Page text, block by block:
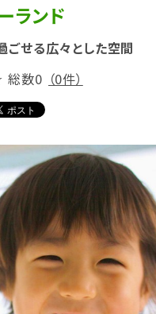
ランド
ごせる広々とした空間
総数0 （0件）